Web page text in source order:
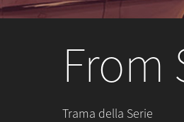
From
Trama della Serie